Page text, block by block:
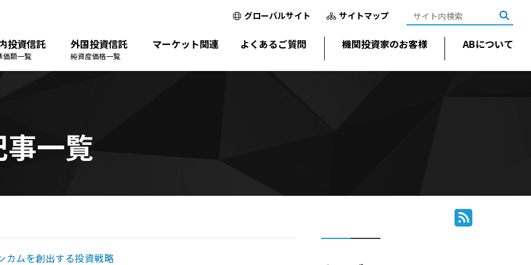
グローバルサイト サイトマップ
投資信託
価額一覧
外国投資信託
純資産価格一覧
マーケット関連 よくあるご質問 機関投資家のお客様 ABについて
一覧
カムを創出する投資戦略